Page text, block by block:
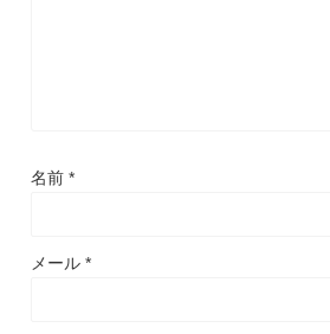
名前 *
メール *